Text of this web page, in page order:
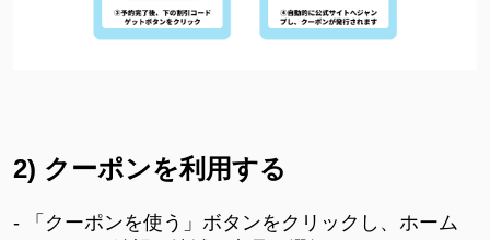
2) クーポンを利用する
- 「クーポンを使う」ボタンをクリックし、ホーム